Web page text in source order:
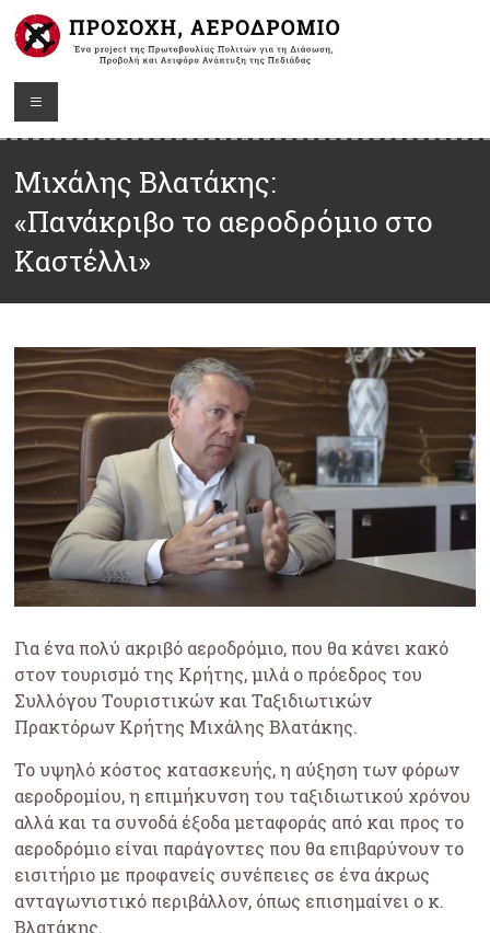
Μιχάλης Βλατάκης:
«Πανάκριβο το αεροδρόμιο στο
Καστέλλι»
Για ένα πολύ ακριβό αεροδρόμιο, που θα κάνει κακό
στον τουρισμό της Κρήτης, μιλά ο πρόεδρος του
Συλλόγου Τουριστικών και Ταξιδιωτικών
Πρακτόρων Κρήτης Μιχάλης Βλατάκης.
Το υψηλό κόστος κατασκευής, η αύξηση των φόρων
αεροδρομίου, η επιμήκυνση του ταξιδιωτικού χρόνου
αλλά και τα συνοδά έξοδα μεταφοράς από και προς το
αεροδρόμιο είναι παράγοντες που θα επιβαρύνουν το
εισιτήριο με προφανείς συνέπειες σε ένα άκρως
ανταγωνιστικό περιβάλλον, όπως επισημαίνει ο κ.
Βλατάκης.